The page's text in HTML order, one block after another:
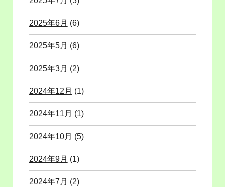
2025年6月 (6)
2025年5月 (6)
2025年3月 (2)
2024年12月 (1)
2024年11月 (1)
2024年10月 (5)
2024年9月 (1)
2024年7月 (2)